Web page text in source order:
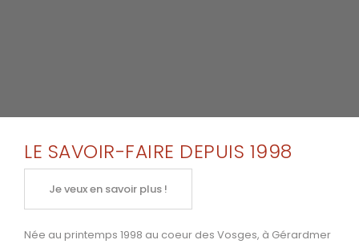
LE SAVOIR-FAIRE DEPUIS 1998
Je veux en savoir plus !
Née au printemps 1998 au coeur des Vosges, à Gérardmer